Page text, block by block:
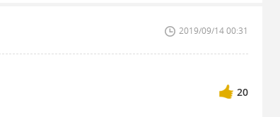
2019/09/14 00:31
20